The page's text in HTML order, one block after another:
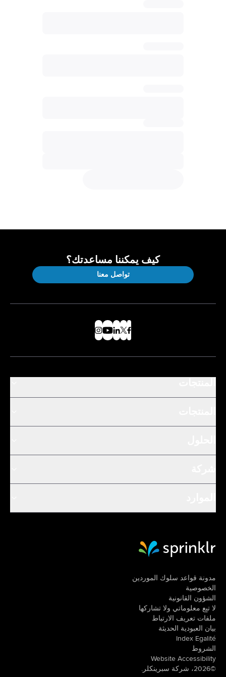
كيف يمكننا مساعدتك؟
تواصل معنا
Sprinklr Website Home
مدونة قواعد سلوك الموردين
الخصوصية
الشؤون القانونية
لا تبِع معلوماتي ولا تشاركها
ملفات تعريف الارتباط
بيان العبودية الحديثة
Index Egalité
الشروط
Website Accessibility
©2026، شركة سبرينكلر.